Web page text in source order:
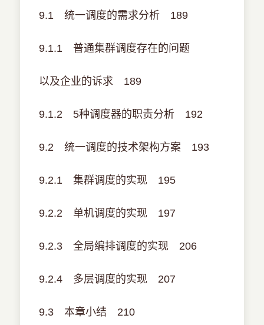
9.1 统一调度的需求分析 189
9.1.1 普通集群调度存在的问题
以及企业的诉求 189
9.1.2 5种调度器的职责分析 192
9.2 统一调度的技术架构方案 193
9.2.1 集群调度的实现 195
9.2.2 单机调度的实现 197
9.2.3 全局编排调度的实现 206
9.2.4 多层调度的实现 207
9.3 本章小结 210